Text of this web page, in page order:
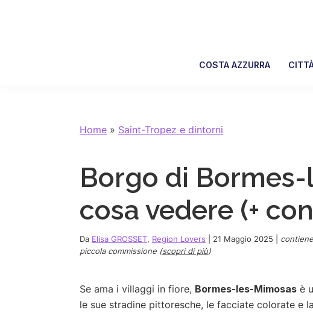
COSTA AZZURRA
Home » Saint-Tropez e dintorni
Borgo di
cosa vedere (+
Da Elisa GROSSET, Region Lovers 21 Maggio 2025
piccola commissione (scopri di più)
Se ama i villaggi in fiore, Bormes-les-Mimosas è
le sue stradine pittoresche, le facciate colorate e